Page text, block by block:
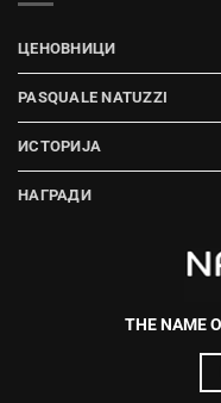
ЦЕНОВНИЦИ
PASQUALE NATUZZI
ИСТОРИЈА
НАГРАДИ
THE NAME